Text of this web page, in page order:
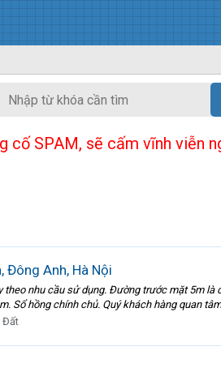
cố SPAM, sẽ cấm vĩnh viễn
Đông Anh, Hà Nội
nhu cầu sử dụng. Đường trước mặt 5m
Sổ hồng chính chủ. Quý khách hàng quan
Đất